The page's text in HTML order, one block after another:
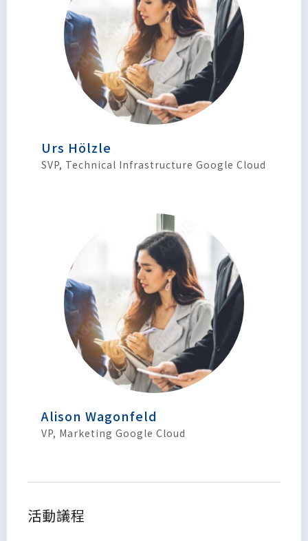
Urs Hölzle
SVP, Technical Infrastructure Google Cloud
Alison Wagonfeld
VP, Marketing Google Cloud
活動議程